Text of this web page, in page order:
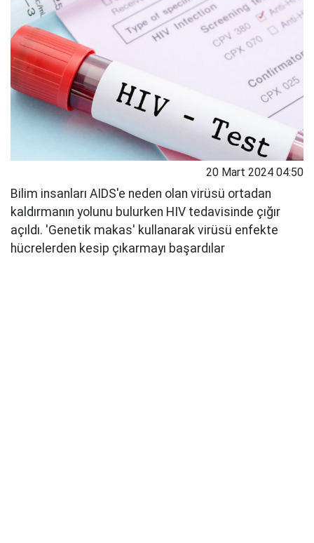
20 Mart 2024 04:50
Bilim insanları AIDS'e neden olan virüsü ortadan
kaldırmanın yolunu bulurken HIV tedavisinde çığır
açıldı. 'Genetik makas' kullanarak virüsü enfekte
hücrelerden kesip çıkarmayı başardılar